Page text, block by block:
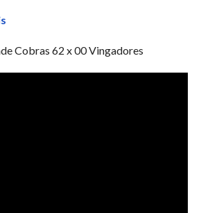
Cobras 62 x 00 Vingadores